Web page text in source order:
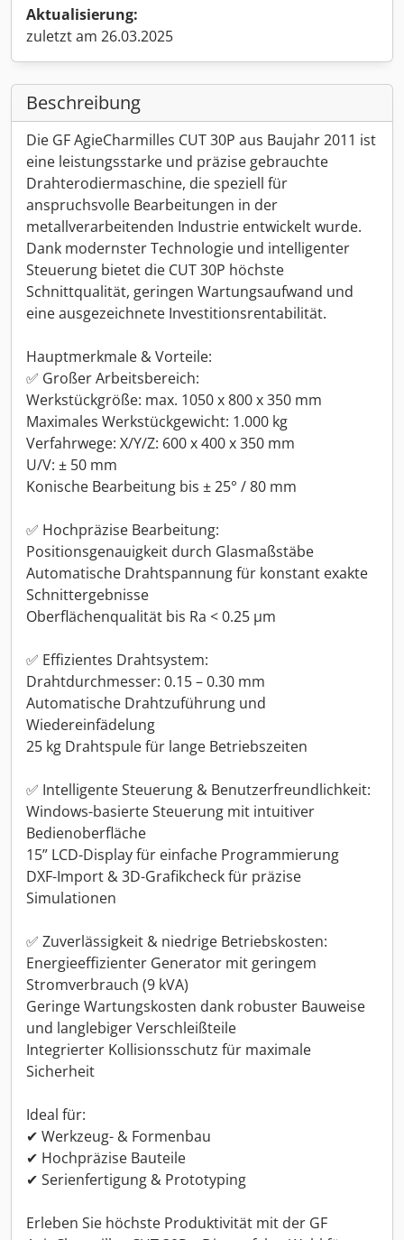
Aktualisierung:
zuletzt am 26.03.2025
Beschreibung
Die GF AgieCharmilles CUT 30P aus Baujahr 2011 ist
eine leistungsstarke und präzise gebrauchte
Drahterodiermaschine, die speziell für
anspruchsvolle Bearbeitungen in der
metallverarbeitenden Industrie entwickelt wurde.
Dank modernster Technologie und intelligenter
Steuerung bietet die CUT 30P höchste
Schnittqualität, geringen Wartungsaufwand und
eine ausgezeichnete Investitionsrentabilität.
Hauptmerkmale & Vorteile:
✅ Großer Arbeitsbereich:
Werkstückgröße: max. 1050 x 800 x 350 mm
Maximales Werkstückgewicht: 1.000 kg
Verfahrwege: X/Y/Z: 600 x 400 x 350 mm
U/V: ± 50 mm
Konische Bearbeitung bis ± 25° / 80 mm
✅ Hochpräzise Bearbeitung:
Positionsgenauigkeit durch Glasmaßstäbe
Automatische Drahtspannung für konstant exakte
Schnittergebnisse
Oberflächenqualität bis Ra < 0.25 µm
✅ Effizientes Drahtsystem:
Drahtdurchmesser: 0.15 – 0.30 mm
Automatische Drahtzuführung und
Wiedereinfädelung
25 kg Drahtspule für lange Betriebszeiten
✅ Intelligente Steuerung & Benutzerfreundlichkeit:
Windows-basierte Steuerung mit intuitiver
Bedienoberfläche
15” LCD-Display für einfache Programmierung
DXF-Import & 3D-Grafikcheck für präzise
Simulationen
✅ Zuverlässigkeit & niedrige Betriebskosten:
Energieeffizienter Generator mit geringem
Stromverbrauch (9 kVA)
Geringe Wartungskosten dank robuster Bauweise
und langlebiger Verschleißteile
Integrierter Kollisionsschutz für maximale
Sicherheit
Ideal für:
✔ Werkzeug- & Formenbau
✔ Hochpräzise Bauteile
✔ Serienfertigung & Prototyping
Erleben Sie höchste Produktivität mit der GF